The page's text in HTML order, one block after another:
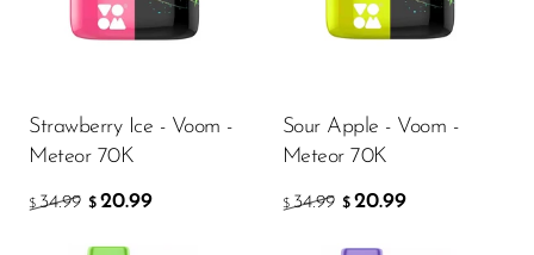
JNR
KangVAPE
Kado Bar
Kartel Vapes
Strawberry Ice - Voom -
Meteor 70K
$ 34.99 $ 20.99
Sour Apple - Voom -
Meteor 70K
$ 34.99 $ 20.99